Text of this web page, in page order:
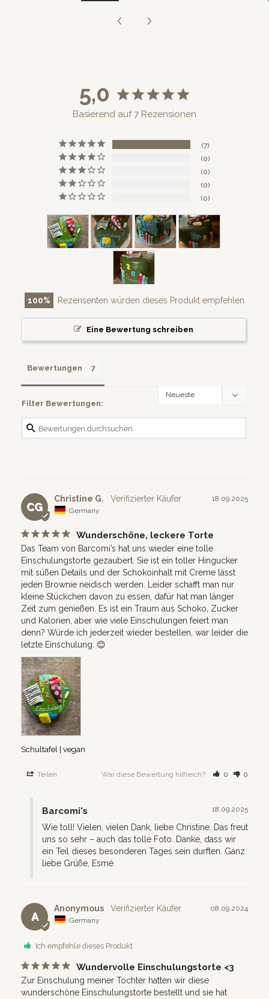
5,0
Basierend auf 7 Rezensionen
7
0
0
0
0
100 Rezensenten würden dieses Produkt empfehlen
Eine Bewertung schreiben
Bewertungen
Filter Bewertungen:
CG
18.09.2025
Christine G.
Germany
Wunderschöne, leckere Torte
Das Team von Barcomi’s hat uns wieder eine tolle
Einschulungstorte gezaubert. Sie ist ein toller Hingucker
mit süßen Details und der Schokoinhalt mit Creme lässt
jeden Brownie neidisch werden. Leider schafft man nur
kleine Stückchen davon zu essen, dafür hat man länger
Zeit zum genießen. Es ist ein Traum aus Schoko, Zucker
und Kalorien, aber wie viele Einschulungen feiert man
denn? Würde ich jederzeit wieder bestellen, war leider die
letzte Einschulung. 😊
Schultafel | vegan
Teilen War diese Bewertung hilfreich? 0 0
18.09.2025
Barcomi's
Wie toll! Vielen, vielen Dank, liebe Christine. Das freut
uns so sehr – auch das tolle Foto. Danke, dass wir
ein Teil dieses besonderen Tages sein durften. Ganz
liebe Grüße, Esmé
A
08.09.2024
Anonymous
Germany
Ich empfehle dieses Produkt
Wundervolle Einschulungstorte <3
Zur Einschulung meiner Tochter hatten wir diese
wunderschöne Einschulungstorte bestellt und sie hat